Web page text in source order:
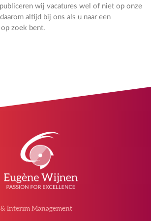
wij vacatures wel of niet op onze
altijd bij ons als u naar een
zoek bent.
& Interim Management